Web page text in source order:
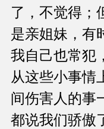
了，不觉得；
是亲姐妹，有
我自己也常
从这些小事情
间伤害人的事
都说我们骄傲